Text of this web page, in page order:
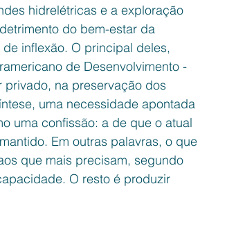
hidrelétricas e a exploração
do bem-estar da
inflexão. O principal deles,
de Desenvolvimento -
na preservação dos
uma necessidade apontada
uma confissão: a de que o atual
Em outras palavras, o que
que mais precisam, segundo
O resto é produzir